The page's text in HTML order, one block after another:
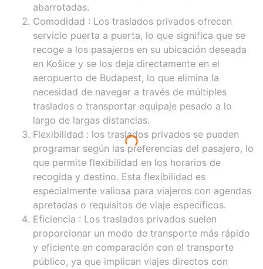
abarrotadas.
Comodidad : Los traslados privados ofrecen
servicio puerta a puerta, lo que significa que se
recoge a los pasajeros en su ubicación deseada
en Košice y se los deja directamente en el
aeropuerto de Budapest, lo que elimina la
necesidad de navegar a través de múltiples
traslados o transportar equipaje pesado a lo
largo de largas distancias.
Flexibilidad : los traslados privados se pueden
programar según las preferencias del pasajero, lo
que permite flexibilidad en los horarios de
recogida y destino. Esta flexibilidad es
especialmente valiosa para viajeros con agendas
apretadas o requisitos de viaje específicos.
Eficiencia : Los traslados privados suelen
proporcionar un modo de transporte más rápido
y eficiente en comparación con el transporte
público, ya que implican viajes directos con